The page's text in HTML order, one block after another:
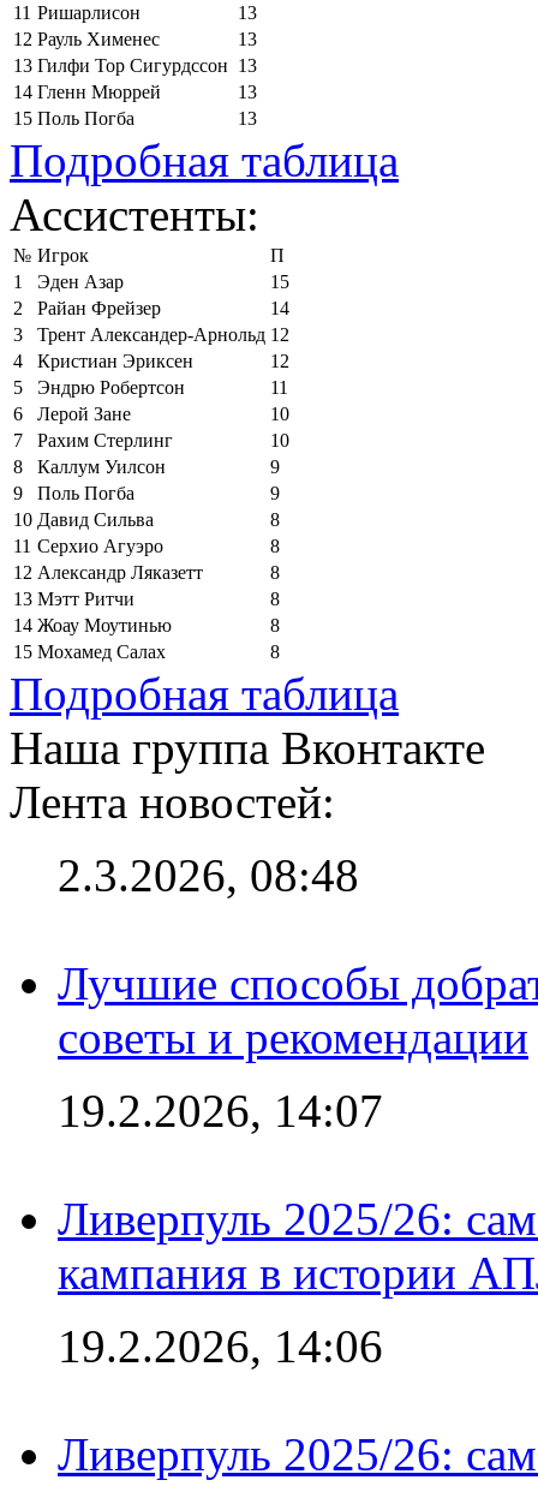
11 Ришарлисон
13
12 Рауль Хименес
13
13 Гилфи Тор Сигурдссон 13
14 Гленн Мюррей
13
15 Поль Погба 13
Подробная таблица
Ассистенты:
№ Игрок
П
1
Эден Азар
15
2
Райан Фрейзер
14
3
Трент Александер-Арнольд 12
4
Кристиан Эриксен
12
5
Эндрю Робертсон
11
6
Лерой Зане
10
7
Рахим Стерлинг
10
8
Каллум Уилсон
9
9
Поль Погба
9
10 Давид Сильва
8
11 Серхио Агуэро
8
12 Александр Ляказетт
8
13 Мэтт Ритчи
8
14 Жоау Моутинью
8
15 Мохамед Салах 8
Подробная таблица
Наша группа Вконтакте
Лента новостей:
2.3.2026, 08:48
Лучшие способы
советы и рекомендации
19.2.2026, 14:07
Ливерпуль 2025/26:
кампания в истории
19.2.2026, 14:06
Ливерпуль 2025/26: